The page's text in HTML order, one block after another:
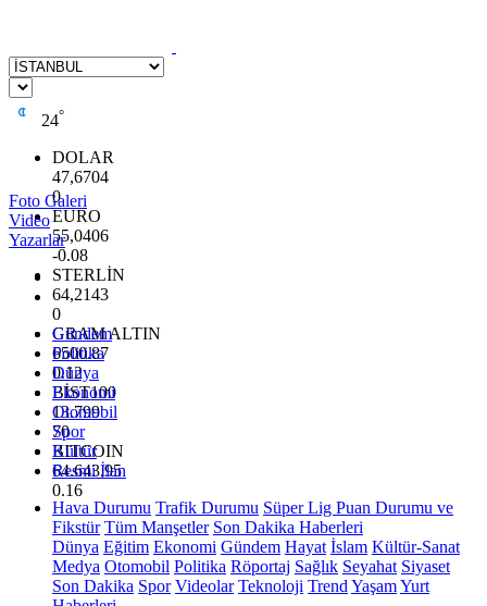
24°
DOLAR
47,6704
0
EURO
55,0406
-0.08
STERLİN
64,2143
0
GRAM ALTIN
6500.87
0.12
BİST100
13.799
70
BITCOIN
64.643,95
0.16
Foto Galeri
Video
Yazarlar
Gündem
Politika
Dünya
Ekonomi
Otomobil
Spor
Kültür
Resmi İlan
Hava Durumu Trafik Durumu Süper Lig Puan Durumu ve
Fikstür Tüm Manşetler Son Dakika Haberleri
Dünya Eğitim Ekonomi Gündem Hayat İslam Kültür-Sanat
Medya Otomobil Politika Röportaj Sağlık Seyahat Siyaset
Son Dakika Spor Videolar Teknoloji Trend YaşamYurt